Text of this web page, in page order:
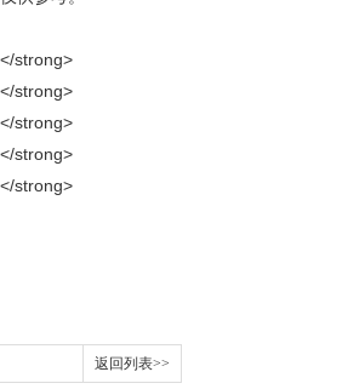
返回列表>>